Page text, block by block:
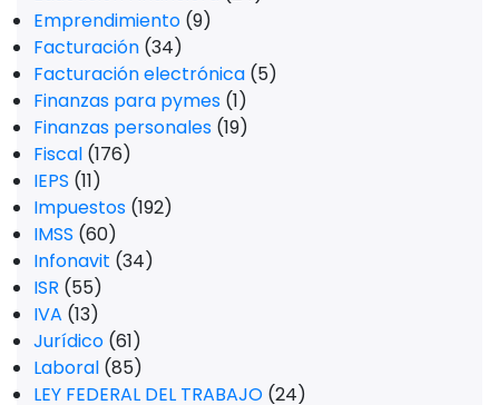
Emprendimiento (9)
Facturación (34)
Facturación electrónica (5)
Finanzas para pymes (1)
Finanzas personales (19)
Fiscal (176)
IEPS (11)
Impuestos (192)
IMSS (60)
Infonavit (34)
ISR (55)
IVA (13)
Jurídico (61)
Laboral (85)
LEY FEDERAL DEL TRABAJO (24)